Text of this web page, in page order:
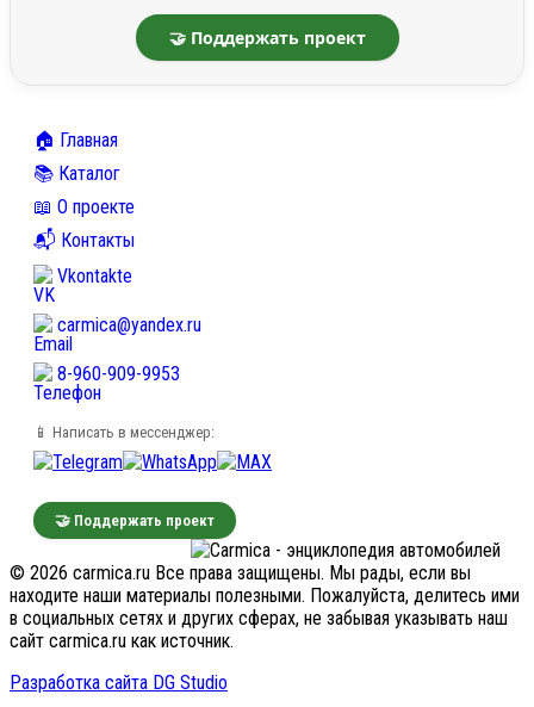
🤝 Поддержать проект
🏠 Главная
📚 Каталог
📖 О проекте
📬 Контакты
Vkontakte
carmica@yandex.ru
8-960-909-9953
📱 Написать в мессенджер:
🤝 Поддержать проект
© 2026 carmica.ru Все права защищены. Мы рады, если вы
находите наши материалы полезными. Пожалуйста, делитесь ими
в социальных сетях и других сферах, не забывая указывать наш
сайт carmica.ru как источник.
Разработка сайта DG Studio